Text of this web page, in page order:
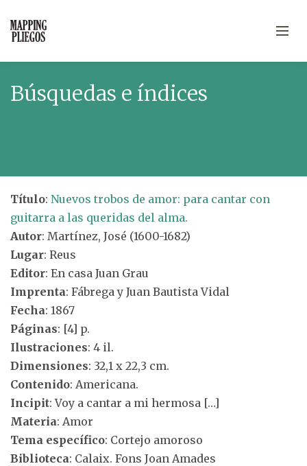
Búsquedas e índices
Título: Nuevos trobos de amor: para cantar con
guitarra a las queridas del alma.
Autor: Martínez, José (1600-1682)
Lugar: Reus
Editor: En casa Juan Grau
Imprenta: Fábrega y Juan Bautista Vidal
Fecha: 1867
Páginas: [4] p.
Ilustraciones: 4 il.
Dimensiones: 32,1 x 22,3 cm.
Contenido: Americana.
Incipit: Voy a cantar a mi hermosa […]
Materia: Amor
Tema específico: Cortejo amoroso
Biblioteca: Calaix. Fons Joan Amades